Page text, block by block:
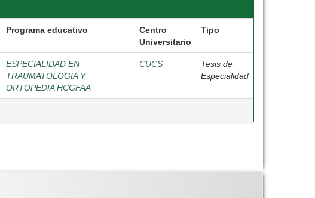
Programa educativo
Centro
Universitario
Tipo
ESPECIALIDAD EN
TRAUMATOLOGIA Y
ORTOPEDIA HCGFAA
CUCS
Tesis de
Especialidad